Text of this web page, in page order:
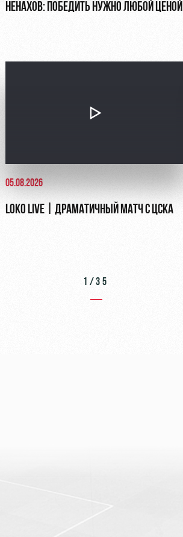
НЕНАХОВ: ПОБЕДИТЬ НУЖНО ЛЮБОЙ ЦЕНОЙ
05.08.2026
LOKO LIVE | ДРАМАТИЧНЫЙ МАТЧ С ЦСКА
1/35